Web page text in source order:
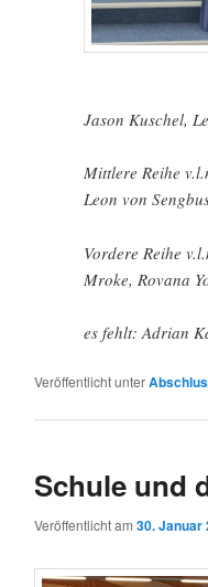
Jason Kuschel,
Mittlere Reihe
Leon von
Vordere Reihe
Mroke, Rovana
es fehlt: Adrian
Veröffentlicht unter
Schule und
Veröffentlicht am 30. Januar